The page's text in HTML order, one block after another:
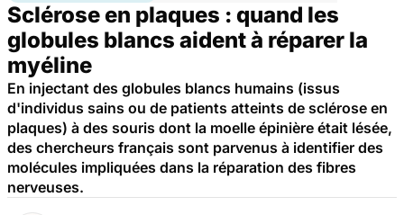
Sclérose en plaques : quand les
globules blancs aident à réparer la
myéline
En injectant des globules blancs humains (issus
d'individus sains ou de patients atteints de sclérose en
plaques) à des souris dont la moelle épinière était lésée,
des chercheurs français sont parvenus à identifier des
molécules impliquées dans la réparation des fibres
nerveuses.